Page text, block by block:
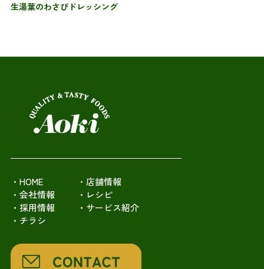
生湯葉のわさびドレッシング
・HOME
・店舗情報
・会社情報
・レシピ
・採用情報
・サービス紹介
・チラシ